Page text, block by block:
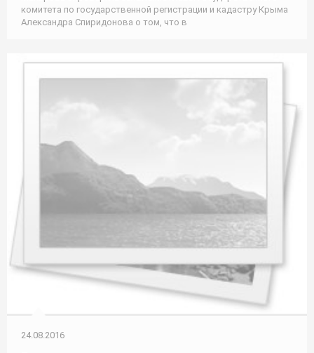
комитета по государственной регистрации и кадастру Крыма
Александра Спиридонова о том, что в
24.08.2016